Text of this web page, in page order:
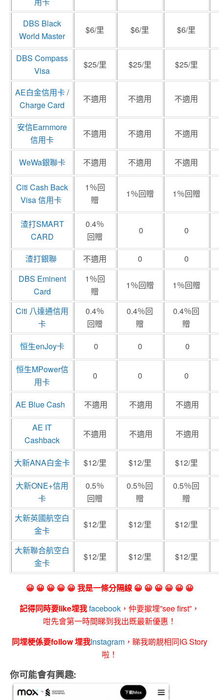
DBS Black
World Master
$6/里 $6/里 $6/里
DBS Compass
Visa
$25/里 $25/里 $25/里
AE白金信用卡/
Charge Card
不適用 不適用 不適用
安信Earnmore
信用卡
不適用 不適用 不適用
WeWa銀聯卡 不適用 不適用 不適用
Citi Cash Back
Visa 信用卡
1％回
贈
1％回贈 1％回贈
渣打SMART
CARD
0.4％
回贈
0 0
渣打銀聯 不適用 0
0
DBS Eminent
Card
1％回
贈
1％回贈 1％回贈
Citi 八達通信用
卡
0.4％
回贈
0.4％回
贈
0.4％回
贈
恒生enJoy卡
0 0 0
恒生MPower信
用卡
0 0 0
AE Blue Cash 不適用 不適用 不適用
AE IT
Cashback
不適用 不適用 不適用
大新ANA白金卡 $12/里 $12/里 $12/里
大新ONE+信用
卡
0.5％
回贈
0.5％回
贈
0.5％回
贈
大新英國航空白
金卡
$12/里 $12/里 $12/里
大新聯合航空白
金卡
$12/里 $12/里 $12/里
😀 😀 😀 😀 😀 我是一條分隔線 😀 😀 😀 😀 😀 😀
記得同時要like埋我facebook ，仲要撳埋”see first”，
咁先會第一時間睇到我出既最新優惠！
同埋梗係要follow 埋我Instagram ，睇我啲靚相同IG Story
啦！
你可能會有興趣: